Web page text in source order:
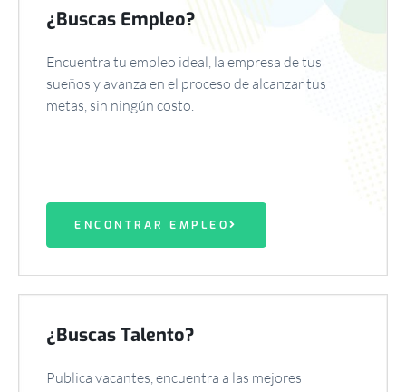
¿Buscas Empleo?
Encuentra tu empleo ideal, la empresa de tus
sueños y avanza en el proceso de alcanzar tus
metas, sin ningún costo.
ENCONTRAR EMPLEO
¿Buscas Talento?
Publica vacantes, encuentra a las mejores